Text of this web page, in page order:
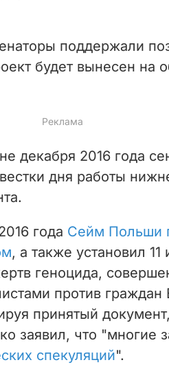
поддержали
будет вынесен
декабря 2016 года
дня работы
года Сейм Польши
, а также установил
геноцида,
против
принятый
заявил, что "многие
спекуляций".